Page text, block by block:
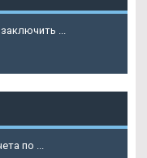
...
по ...